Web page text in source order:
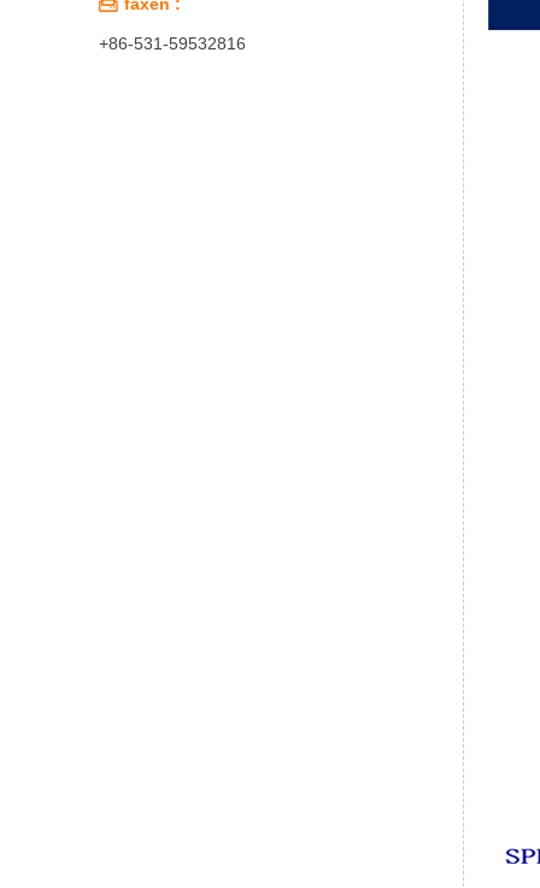
+86-531-59532816